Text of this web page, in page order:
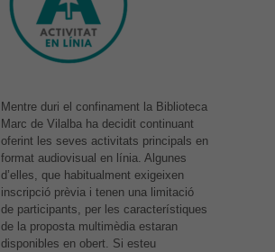
Mentre duri el confinament la Biblioteca
Marc de Vilalba ha decidit continuant
oferint les seves activitats principals en
format audiovisual en línia. Algunes
d’elles, que habitualment exigeixen
inscripció prèvia i tenen una limitació
de participants, per les característiques
de la proposta multimèdia estaran
disponibles en obert. Si esteu